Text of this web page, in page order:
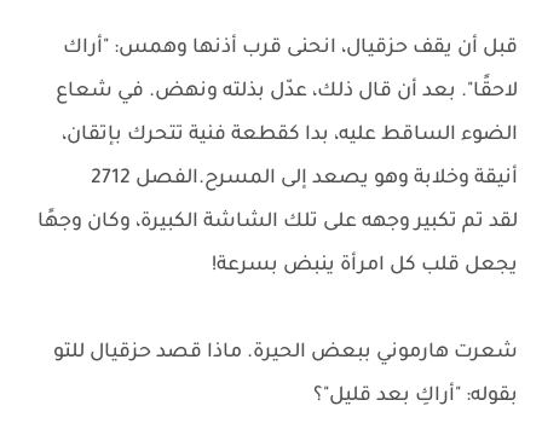
قبل أن يقف حزقيال، انحنى قرب أذنها وهمس: "أراك
لاحقًا". بعد أن قال ذلك، عدّل بذلته ونهض. في شعاع
الضوء الساقط عليه، بدا كقطعة فنية تتحرك بإتقان،
أنيقة وخلابة وهو يصعد إلى المسرح.الفصل 2712
لقد تم تكبير وجهه على تلك الشاشة الكبيرة، وكان وجهًا
يجعل قلب كل امرأة ينبض بسرعة!
شعرت هارموني ببعض الحيرة. ماذا قصد حزقيال للتو
بقوله: "أراكِ بعد قليل"؟